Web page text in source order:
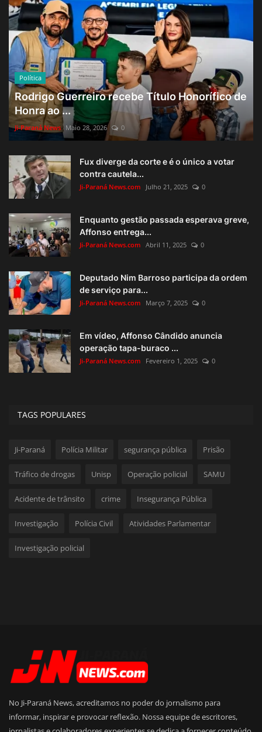
Política
Rodrigo Guerreiro recebe Título Honorífico de
Honra ao ...
Ji-Paraná News Maio 28, 2026 0
Fux diverge da corte e é o único a votar
contra cautela...
Ji-Paraná News.com Julho 21, 2025 0
Enquanto gestão passada esperava greve,
Affonso entrega...
Ji-Paraná News.com Abril 11, 2025 0
Deputado Nim Barroso participa da ordem
de serviço para...
Ji-Paraná News.com Março 7, 2025 0
Em vídeo, Affonso Cândido anuncia
operação tapa-buraco ...
Ji-Paraná News.com Fevereiro 1, 2025 0
TAGS POPULARES
Ji-Paraná Polícia Militar segurança pública Prisão
Tráfico de drogas Unisp Operação policial SAMU
Acidente de trânsito crime Insegurança Pública
Investigação Polícia Civil Atividades Parlamentar
Investigação policial
No Ji-Paraná News, acreditamos no poder do jornalismo para
informar, inspirar e provocar reflexão. Nossa equipe de escritores,